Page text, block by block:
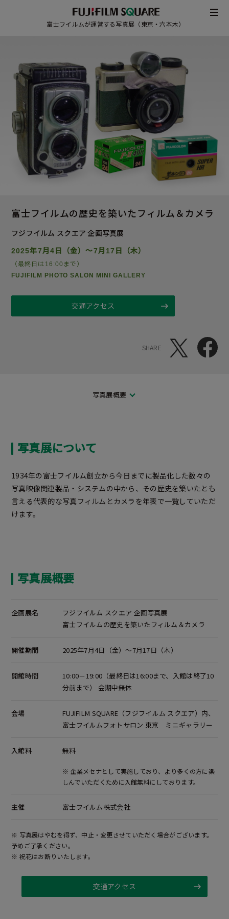
富士フイルムが運営する写真展（東京・六本木）
富士フイルムの歴史を築いたフィルム＆カメラ
フジフイルム スクエア 企画写真展
2025年7月4日（金）～7月17日（木）
（最終日は16:00まで）
FUJIFILM PHOTO SALON MINI GALLERY
交通アクセス
SHARE
写真展概要
写真展について
1934年の富士フイルム創立から今日までに製品化した数々の
写真映像関連製品・システムの中から、その歴史を築いたとも
言える代表的な写真フィルムとカメラを年表で一覧していただ
けます。
写真展概要
企画展名
フジフイルム スクエア 企画写真展
富士フイルムの歴史を築いたフィルム＆カメラ
開催期間 2025年7月4日（金）～7月17日（木）
開館時間
10:00－19:00（最終日は16:00まで、入館は終了10
分前まで） 会期中無休
会場
FUJIFILM SQUARE（フジフイルム スクエア）内、
富士フイルムフォトサロン 東京 ミニギャラリー
入館料 無料
※ 企業メセナとして実施しており、より多くの方に楽
しんでいただくために入館無料にしております。
主催 富士フイルム株式会社
※ 写真展はやむを得ず、中止・変更させていただく場合がございます。
予めご了承ください。
※ 祝花はお断りいたします。
交通アクセス